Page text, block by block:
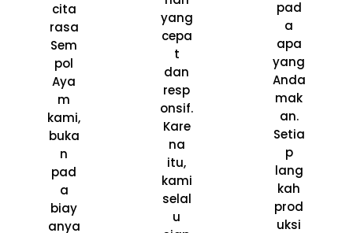
cita
rasa
Sem
pol
Aya
m
kami,
buka
n
pad
a
biay
anya
yang
cepa
t
dan
resp
onsif.
Kare
na
itu,
kami
selal
u
pad
a
apa
yang
Anda
mak
an.
Setia
p
lang
kah
prod
uksi